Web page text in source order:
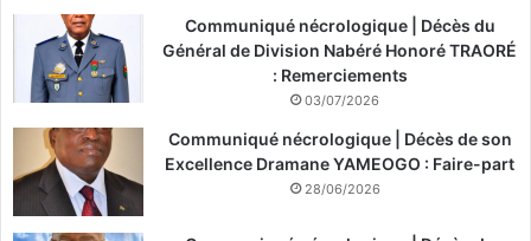
Communiqué nécrologique | Décès du
Général de Division Nabéré Honoré TRAORÉ
: Remerciements
03/07/2026
Communiqué nécrologique | Décès de son
Excellence Dramane YAMEOGO : Faire-part
28/06/2026